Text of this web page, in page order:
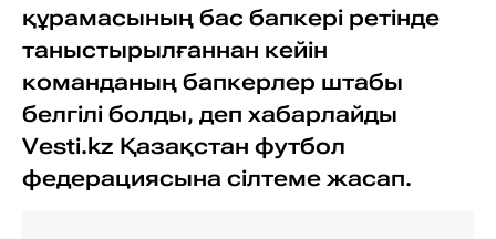
құрамасының бас бапкері ретінде
таныстырылғаннан кейін
команданың бапкерлер штабы
белгілі болды, деп хабарлайды
Vesti.kz Қазақстан футбол
федерациясына сілтеме жасап.